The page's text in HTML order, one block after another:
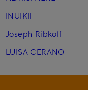
INUIKII
Joseph Ribkoff
LUISA CERANO